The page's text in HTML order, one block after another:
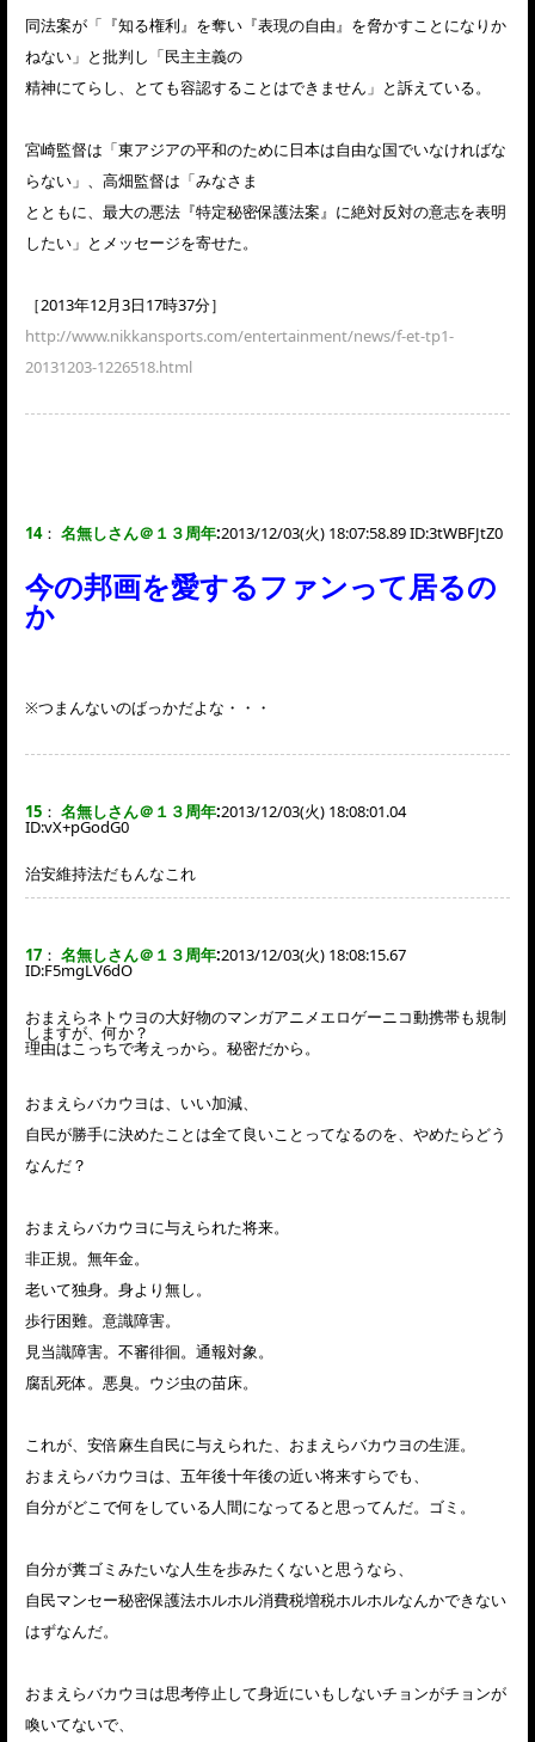
同法案が「『知る権利』を奪い『表現の自由』を脅かすことになりか
ねない」と批判し「民主主義の
精神にてらし、とても容認することはできません」と訴えている。
宮崎監督は「東アジアの平和のために日本は自由な国でいなければな
らない」、高畑監督は「みなさま
とともに、最大の悪法『特定秘密保護法案』に絶対反対の意志を表明
したい」とメッセージを寄せた。
［2013年12月3日17時37分］
http://www.nikkansports.com/entertainment/news/f-et-tp1-
20131203-1226518.html
14： 名無しさん＠１３周年:2013/12/03(火) 18:07:58.89 ID:3tWBFJtZ0
今の邦画を愛するファンって居るの
か
※つまんないのばっかだよな・・・
15 ： 名無しさん＠１３周年:2013/12/03(火) 18:08:01.04
ID:vX+pGodG0
治安維持法だもんなこれ
17 ： 名無しさん＠１３周年:2013/12/03(火) 18:08:15.67
ID:F5mgLV6dO
おまえらネトウヨの大好物のマンガアニメエロゲーニコ動携帯も規制
しますが、何か？
理由はこっちで考えっから。秘密だから。
おまえらバカウヨは、いい加減、
自民が勝手に決めたことは全て良いことってなるのを、やめたらどう
なんだ？
おまえらバカウヨに与えられた将来。
非正規。無年金。
老いて独身。身より無し。
歩行困難。意識障害。
見当識障害。不審徘徊。通報対象。
腐乱死体。悪臭。ウジ虫の苗床。
これが、安倍麻生自民に与えられた、おまえらバカウヨの生涯。
おまえらバカウヨは、五年後十年後の近い将来すらでも、
自分がどこで何をしている人間になってると思ってんだ。ゴミ。
自分が糞ゴミみたいな人生を歩みたくないと思うなら、
自民マンセー秘密保護法ホルホル消費税増税ホルホルなんかできない
はずなんだ。
おまえらバカウヨは思考停止して身近にいもしないチョンがチョンが
喚いてないで、